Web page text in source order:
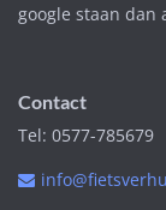
google staan
Contact
Tel: 0577-785679